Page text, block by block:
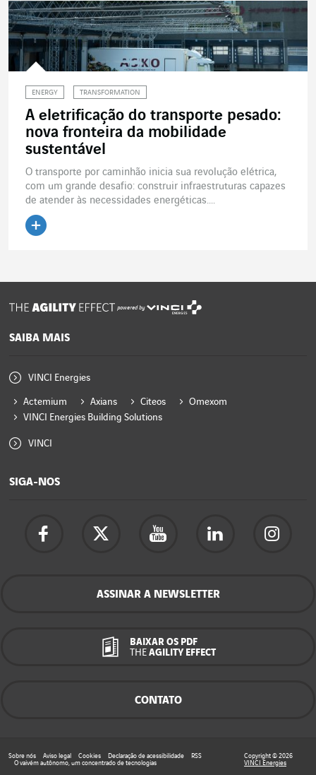
ENERGY TRANSFORMATION
A eletrificação do transporte pesado:
nova fronteira da mobilidade
sustentável
O transporte por caminhão inicia sua revolução elétrica,
com um grande desafio: construir infraestruturas capazes
de atender às necessidades energéticas....
powered by
SAIBA MAIS
VINCI Energies
Actemium Axians Citeos
Omexom
VINCI Energies Building Solutions
VINCI
SIGA-NOS
ASSINAR A NEWSLETTER
BAIXAR OS PDF
THE AGILITY EFFECT
CONTATO
Sobre nós Aviso legal Cookies Declaração de acessibilidade
RSS
O vaivém autônomo, um concentrado de tecnologias
Copyright © 2026
VINCI Energies